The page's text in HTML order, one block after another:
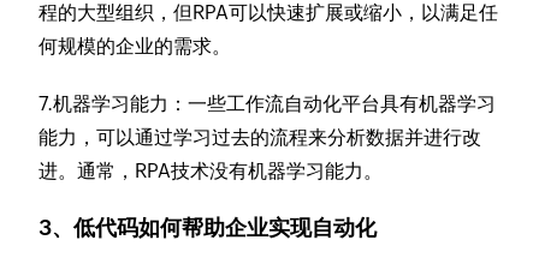
程的大型组织，但RPA可以快速扩展或缩小，以满足任
何规模的企业的需求。
7.机器学习能力：一些工作流自动化平台具有机器学习
能力，可以通过学习过去的流程来分析数据并进行改
进。通常，RPA技术没有机器学习能力。
3、低代码如何帮助企业实现自动化